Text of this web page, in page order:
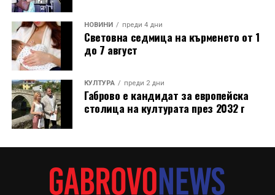
НОВИНИ преди 4 дни
Световна седмица на кърменето от 1
до 7 август
КУЛТУРА преди 2 дни
Габрово е кандидат за европейска
столица на културата през 2032 г